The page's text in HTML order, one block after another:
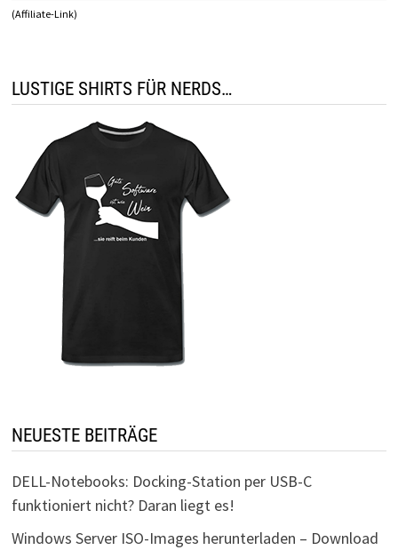
(Affiliate-Link)
LUSTIGE SHIRTS FÜR NERDS…
NEUESTE BEITRÄGE
DELL-Notebooks: Docking-Station per USB-C
funktioniert nicht? Daran liegt es!
Windows Server ISO-Images herunterladen – Download